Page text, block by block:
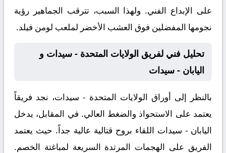
على الإبداع الفني. ولهذا السبب، تترقب الجماهير رؤية
نجومها المفضلين فوق العشب الأخضر لملعب لومن فيلد.
تحليل فني لفريق الولايات المتحدة - سيدات و
اليابان - سيدات
بالنظر إلى أوراق الولايات المتحدة - سيدات، نجد فريقاً
يعتمد على الاستحواذ والضغط العالي. في المقابل، يدخل
اليابان - سيدات اللقاء بروح قتالية عالية جداً. حيث يعتمد
الفريق على الهجمات المرتدة السريعة لمباغتة الخصم.